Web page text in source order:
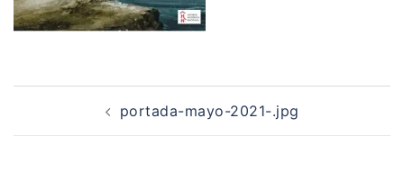
Navegación
entradas
portada-mayo-2021-.jpg